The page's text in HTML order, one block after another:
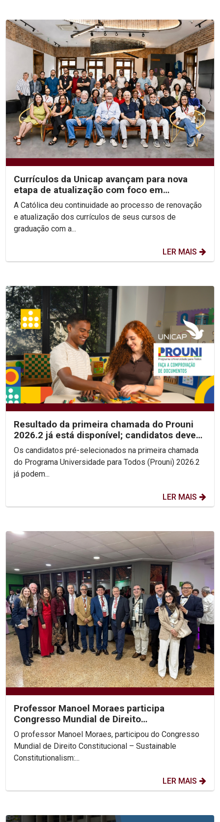
Currículos da Unicap avançam para nova
etapa de atualização com foco em
competências e habilidades
A Católica deu continuidade ao processo de renovação
e atualização dos currículos de seus cursos de
graduação com a...
LER MAIS
Resultado da primeira chamada do Prouni
2026.2 já está disponível; candidatos devem
enviar...
Os candidatos pré-selecionados na primeira chamada
do Programa Universidade para Todos (Prouni) 2026.2
já podem...
LER MAIS
Professor Manoel Moraes participa
Congresso Mundial de Direito
Constitucional, na Colômbia.
O professor Manoel Moraes, participou do Congresso
Mundial de Direito Constitucional – Sustainable
Constitutionalism:...
LER MAIS